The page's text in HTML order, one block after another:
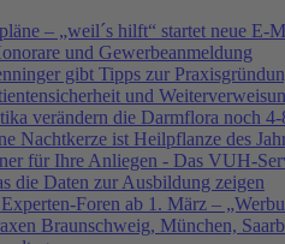
– „weil´s hilft“ startet neue
und Gewerbeanmeldung
gibt Tipps zur
und
verändern die Darmflora noch 4-
Nachtkerze ist Heilpflanze des
für Ihre Anliegen - Das VUH-
die Daten zur Ausbildung zeigen
Foren ab 1. März –
Braunschweig, München,